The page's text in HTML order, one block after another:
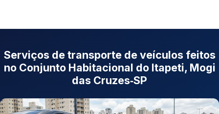
Serviços de transporte de veículos feitos
no Conjunto Habitacional do Itapeti, Mogi
das Cruzes‑SP